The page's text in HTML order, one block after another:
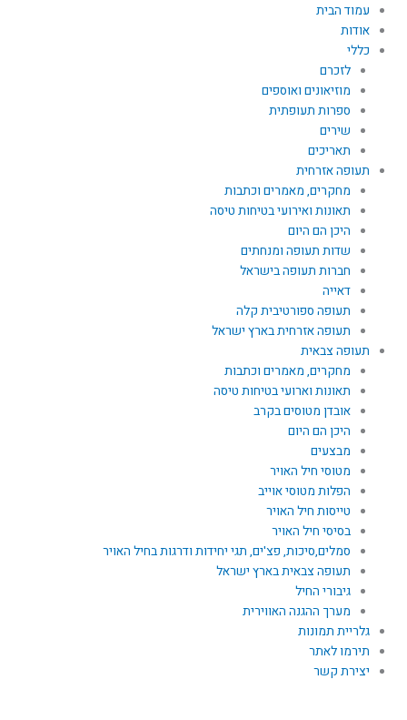
עמוד הבית
אודות
כללי
לזכרם
מוזיאונים ואוספים
ספרות תעופתית
שירים
תאריכים
תעופה אזרחית
מחקרים, מאמרים וכתבות
תאונות ואירועי בטיחות טיסה
היכן הם היום
שדות תעופה ומנחתים
חברות תעופה בישראל
דאייה
תעופה ספורטיבית קלה
תעופה אזרחית בארץ ישראל
תעופה צבאית
מחקרים, מאמרים וכתבות
תאונות וארועי בטיחות טיסה
אובדן מטוסים בקרב
היכן הם היום
מבצעים
מטוסי חיל האויר
הפלות מטוסי אוייב
טייסות חיל האויר
בסיסי חיל האויר
סמלים,סיכות, פצ'ים, תגי יחידות ודרגות בחיל האויר
תעופה צבאית בארץ ישראל
גיבורי החיל
מערך ההגנה האווירית
גלריית תמונות
תירמו לאתר
יצירת קשר